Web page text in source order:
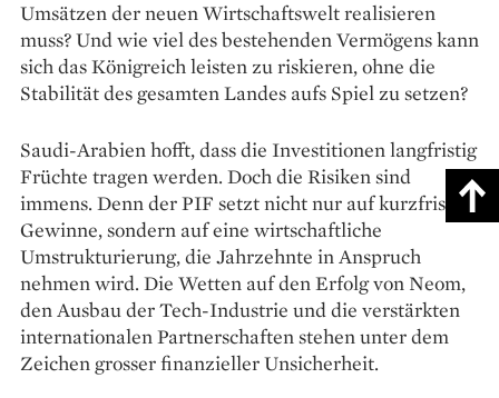
Umsätzen der neuen Wirtschaftswelt realisieren
muss? Und wie viel des bestehenden Vermögens kann
sich das Königreich leisten zu riskieren, ohne die
Stabilität des gesamten Landes aufs Spiel zu setzen?
Saudi-Arabien hofft, dass die Investitionen langfristig
Früchte tragen werden. Doch die Risiken sind
immens. Denn der PIF setzt nicht nur auf kurzfristige
Gewinne, sondern auf eine wirtschaftliche
Umstrukturierung, die Jahrzehnte in Anspruch
nehmen wird. Die Wetten auf den Erfolg von Neom,
den Ausbau der Tech-Industrie und die verstärkten
internationalen Partnerschaften stehen unter dem
Zeichen grosser finanzieller Unsicherheit.